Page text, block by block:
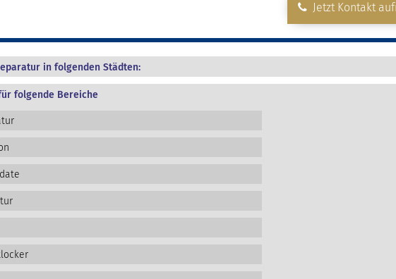
Jetzt Kontakt
in folgenden Städten:
folgende Bereiche